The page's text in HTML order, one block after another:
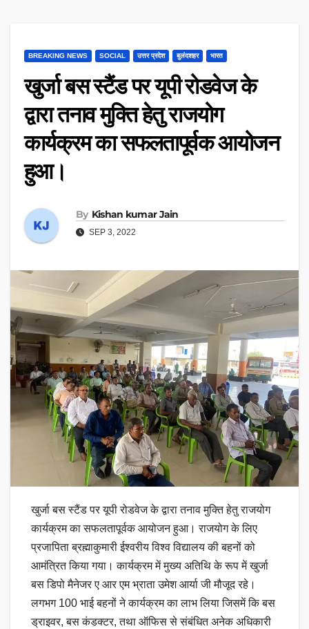
BREAKING NEWS SOCIAL उत्तर प्रदेश बुलंदशहर भारत
खुर्जा बस स्टैंड पर यूपी रोडवेज के
द्वारा तनाव मुक्ति हेतु राजयोग
कार्यक्रम का सफलतापूर्वक आयोजन
हुआ।
By Kishan kumar Jain
SEP 3, 2022
खुर्जा बस स्टैंड पर यूपी रोडवेज के द्वारा तनाव मुक्ति हेतु राजयोग
कार्यक्रम का सफलतापूर्वक आयोजन हुआ। राजयोग के लिए
प्रजापिता ब्रह्माकुमारी ईश्वरीय विश्व विद्यालय की बहनों को
आमंत्रित किया गया। कार्यक्रम में मुख्य अतिथि के रूप में खुर्जा
बस डिपो मैनेजर ए आर एम भ्राता उमेश आर्या जी मौजूद रहे।
लगभग 100 भाई बहनों ने कार्यक्रम का लाभ लिया जिसमें कि बस
ड्राइवर, बस कंडक्टर, तथा ऑफिस से संबंधित अनेक अधिकारी